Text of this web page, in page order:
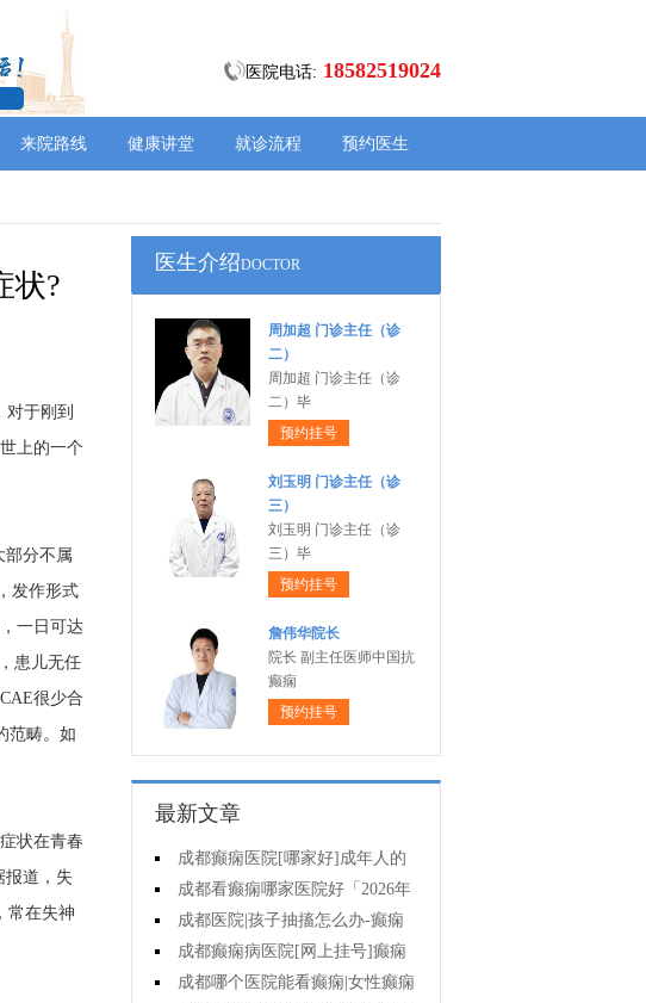
医院电话: 18582519024
来院路线 健康讲堂 就诊流程 预约医生
状?
于刚到
上的一个
部分不属
发作形式
一日可达
患儿无任
很少合
范畴。如
状在青春
报道，失
常在失神
医生介绍DOCTOR
周加超 门诊主任（诊
二）
周加超 门诊主任（诊
二）毕
预约挂号
刘玉明 门诊主任（诊
三）
刘玉明 门诊主任（诊
三）毕
预约挂号
詹伟华院长
院长 副主任医师中国抗
癫痫
预约挂号
最新文章
成都癫痫医院[哪家好]成年人的
癫痫能自己恢复吗?
成都看癫痫哪家医院好「2026年
度公布」这些行为能有效减少癫痫
带来的智力损伤
成都医院|孩子抽搐怎么办-癫痫
长期治疗没有效果怎么办?
成都癫痫病医院[网上挂号]癫痫
病人可以运动吗?
成都哪个医院能看癫痫|女性癫痫